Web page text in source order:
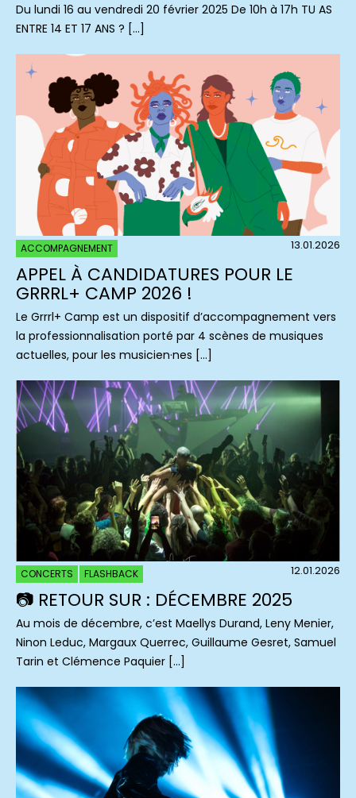
Du lundi 16 au vendredi 20 février 2025 De 10h à 17h TU AS
ENTRE 14 ET 17 ANS ? […]
ACCOMPAGNEMENT 13.01.2026
APPEL À CANDIDATURES POUR LE
GRRRL+ CAMP 2026 !
Le Grrrl+ Camp est un dispositif d’accompagnement vers
la professionnalisation porté par 4 scènes de musiques
actuelles, pour les musicien·nes […]
CONCERTS FLASHBACK 12.01.2026
📷 RETOUR SUR : DÉCEMBRE 2025
Au mois de décembre, c’est Maellys Durand, Leny Menier,
Ninon Leduc, Margaux Querrec, Guillaume Gesret, Samuel
Tarin et Clémence Paquier […]